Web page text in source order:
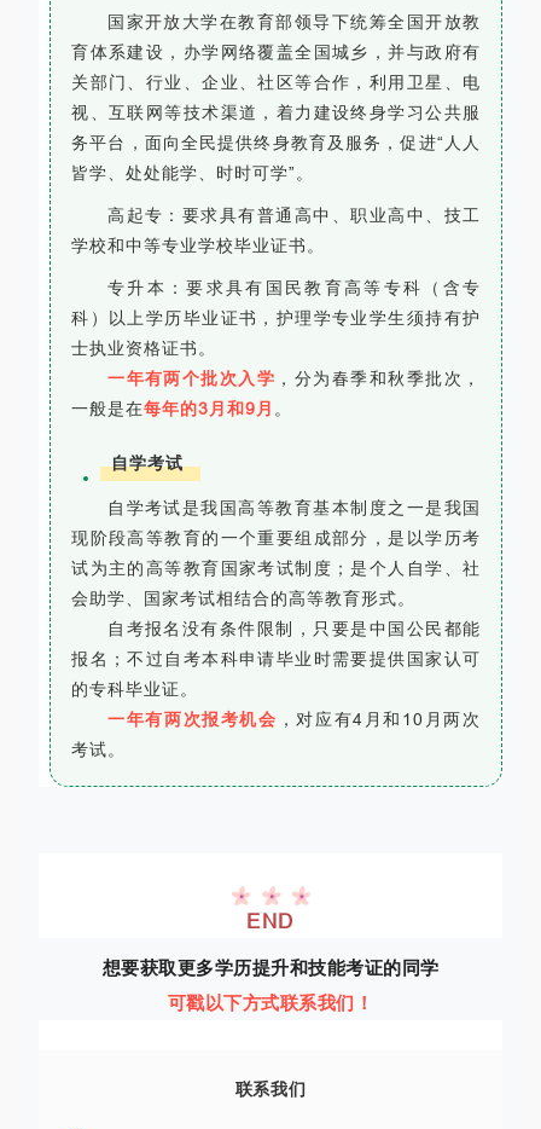
国家开放大学在教育部领导下统筹全国开放教
育体系建设，办学网络覆盖全国城乡，并与政府有
关部门、行业、企业、社区等合作，利用卫星、电
视、互联网等技术渠道，着力建设终身学习公共服
务平台，面向全民提供终身教育及服务，促进“人人
皆学、处处能学、时时可学”。
高起专 ：要求具有普通高中、职业高中、技工
学校和中等专业学校毕业证书。
专升本 ：要求具有国民教育高等专科（含专
科）以上学历毕业证书，护理学专业学生须持有护
士执业资格证书。
一年有两个批次入学 ，分为春季和秋季批次，
一般是在每年的3月和9月 。
自学考试
自学考试是我国高等教育基本制度之一是我国
现阶段高等教育的一个重要组成部分，是以学历考
试为主的高等教育国家考试制度；是个人自学、社
会助学、国家考试相结合的高等教育形式。
自考报名没有条件限制，只要是中国公民都能
报名；不过自考本科申请毕业时需要提供国家认可
的专科毕业证。
一年有两次报考机会 ，对应有4月和10月两次
考试。
END
想要获取更多学历提升和技能考证的同学
可戳以下方式联系我们！
联系我们